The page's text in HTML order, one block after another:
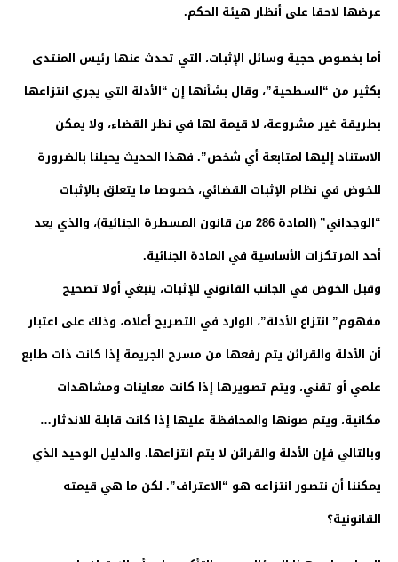
عرضها لاحقا على أنظار هيئة الحكم.
أما بخصوص حجية وسائل الإثبات، التي تحدث عنها رئيس المنتدى
بكثير من “السطحية”، وقال بشأنها إن “الأدلة التي يجري انتزاعها
بطريقة غير مشروعة، لا قيمة لها في نظر القضاء، ولا يمكن
الاستناد إليها لمتابعة أي شخص”. فهذا الحديث يحيلنا بالضرورة
للخوض في نظام الإثبات القضائي، خصوصا ما يتعلق بالإثبات
“الوجداني” (المادة 286 من قانون المسطرة الجنائية)، والذي يعد
أحد المرتكزات الأساسية في المادة الجنائية.
وقبل الخوض في الجانب القانوني للإثبات، ينبغي أولا تصحيح
مفهوم” انتزاع الأدلة”، الوارد في التصريح أعلاه، وذلك على اعتبار
أن الأدلة والقرائن يتم رفعها من مسرح الجريمة إذا كانت ذات طابع
علمي أو تقني، ويتم تصويرها إذا كانت معاينات ومشاهدات
مكانية، ويتم صونها والمحافظة عليها إذا كانت قابلة للاندثار…
وبالتالي فإن الأدلة والقرائن لا يتم انتزاعها. والدليل الوحيد الذي
يمكننا أن نتصور انتزاعه هو “الاعتراف”. لكن ما هي قيمته
القانونية؟